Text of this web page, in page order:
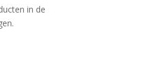
in de